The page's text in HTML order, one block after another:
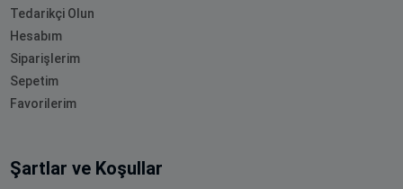
Tedarikçi Olun
Hesabım
Siparişlerim
Sepetim
Favorilerim
Şartlar ve Koşullar